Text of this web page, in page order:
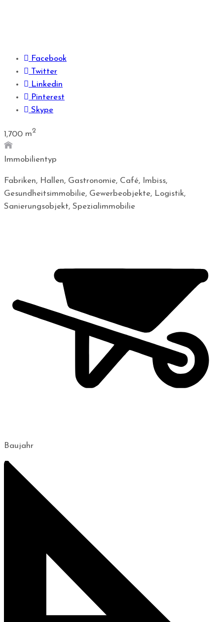
Facebook
Twitter
Linkedin
Pinterest
Skype
1,700 m2
Immobilientyp
Fabriken, Hallen, Gastronomie, Café, Imbiss,
Gesundheitsimmobilie, Gewerbeobjekte, Logistik,
Sanierungsobjekt, Spezialimmobilie
Baujahr